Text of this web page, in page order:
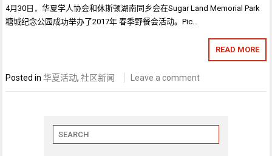
4月30日，华夏学人协会和休斯顿湖南同乡会在Sugar Land Memorial Park
糖城纪念公园成功举办了2017年 春季野餐会活动。Pic…
READ MORE
Posted in华夏活动,社区新闻 Leave a comment